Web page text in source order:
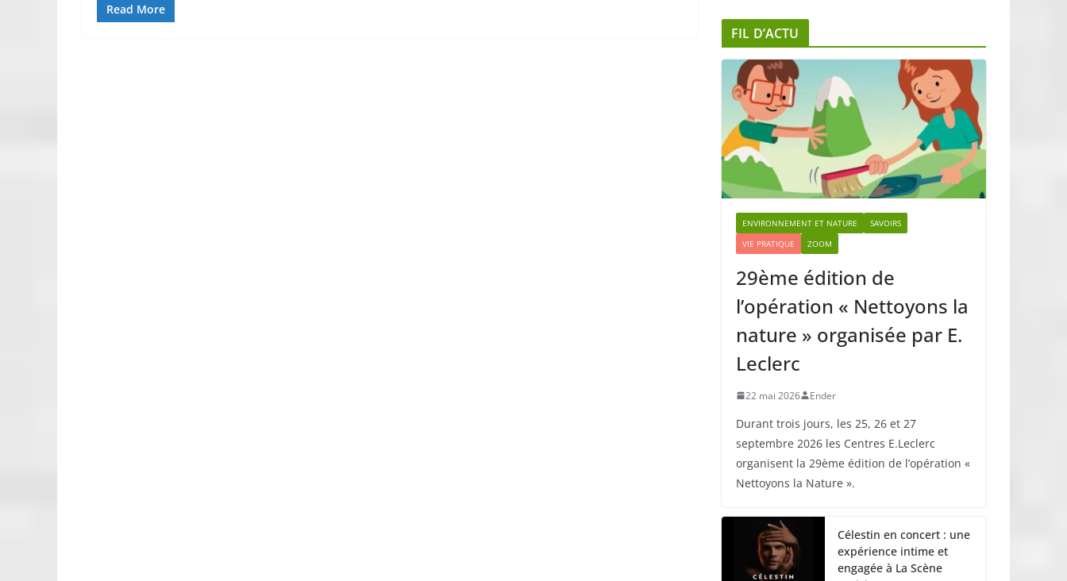
Read More
FIL D’ACTU
ENVIRONNEMENT ET NATURE
SAVOIRS
VIE PRATIQUE
ZOOM
29ème édition de
l’opération « Nettoyons la
nature » organisée par E.
Leclerc
22 mai 2026 Ender
Durant trois jours, les 25, 26 et 27
septembre 2026 les Centres E.Leclerc
organisent la 29ème édition de l’opération «
Nettoyons la Nature ».
Célestin en concert : une
expérience intime et
engagée à La Scène